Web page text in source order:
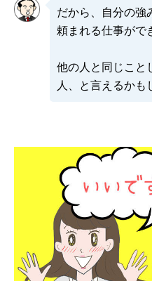
だから、自分の強
頼まれる仕事がで
他の人と同じこと
人、と言えるかも